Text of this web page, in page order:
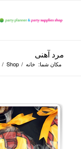
مرد آهنی
مکان شما: خانه /
Shop
/